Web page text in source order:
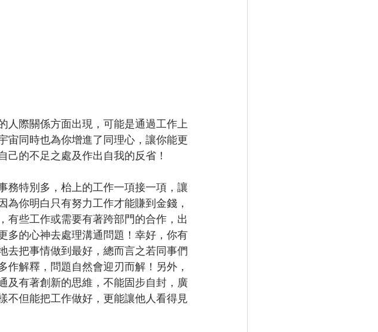
人際關係方面出現，可能是通過工作上
宙同時也為你增進了同理心，讓你能更
的不足之處及作出自我的反省！
務特別多，枱上的工作一項接一項，讓
你明白只有努力工作才能賺到金錢，
有些工作或需要有著跨部門的合作，出
多的心神去處理溝通問題！幸好，你有
去把事情做到最好，總而言之若同事們
解釋，問題自然會迎刃而解！另外，
及有著創新的思維，不能固步自封，廣
不但能把工作做好，更能讓他人看得見